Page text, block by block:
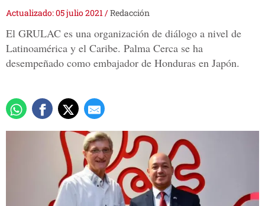
Actualizado: 05 julio 2021/Redacción
El GRULAC es una organización de diálogo a nivel de
Latinoamérica y el Caribe. Palma Cerca se ha
desempeñado como embajador de Honduras en Japón.